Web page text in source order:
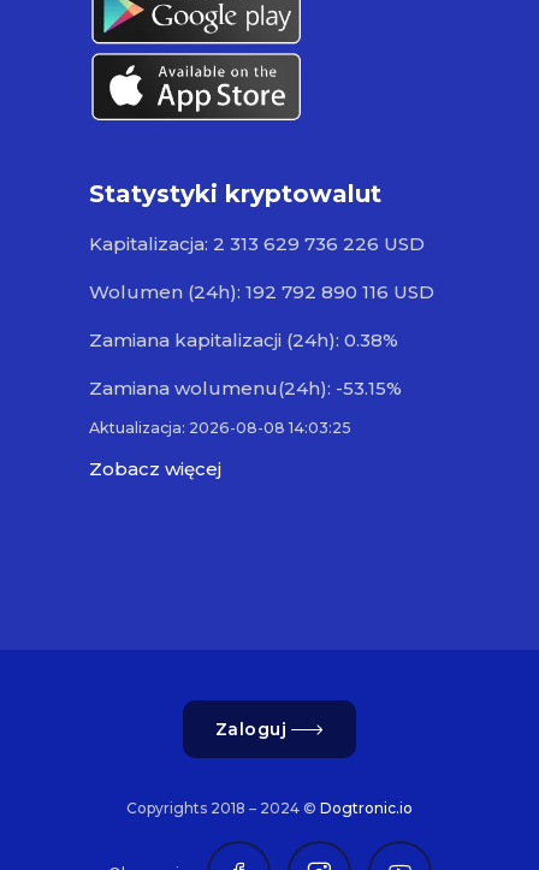
Statystyki kryptowalut
Kapitalizacja: 2 313 629 736 226 USD
Wolumen (24h): 192 792 890 116 USD
Zamiana kapitalizacji (24h): 0.38%
Zamiana wolumenu(24h): -53.15%
Aktualizacja: 2026-08-08 14:03:25
Zobacz więcej
Zaloguj
Copyrights 2018 – 2024 © Dogtronic.io